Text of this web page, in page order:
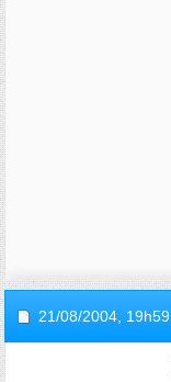
21/08/2004, 19h59